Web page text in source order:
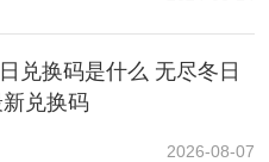
FFFF
兑换码是什么 无尽冬日
兑换码
2026-08-07